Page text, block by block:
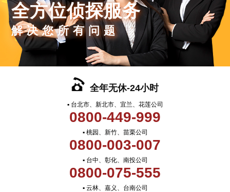
全方位侦探服务
解决您所有问题
全年无休-24小时
▪ 台北市、新北市、宜兰、花莲公司
0800-449-999
▪ 桃园、新竹、苗栗公司
0800-003-007
▪ 台中、彰化、南投公司
0800-075-555
▪ 云林、嘉义、台南公司